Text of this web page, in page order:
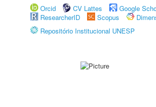
Orcid
CV Lattes
Google
ResearcherID
Scopus
Repositório Institucional UNESP